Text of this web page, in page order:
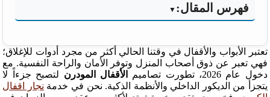
فهرس المقال:
تعتبر الأبواب والأقفال في وقتنا الحالي أكثر من مجرد أدوات للإغلاق؛
فهي تعبر عن ذوق أصحاب المنزل وتوفر الأمان والراحة النفسية. مع
دخول عام 2026، تطورت تصاميم
الأقفال المودرن لتصبح جزءاً لا
يتجزأ من الديكور الداخلي والأنظمة الذكية. نحن في خدمة نجار اقفال